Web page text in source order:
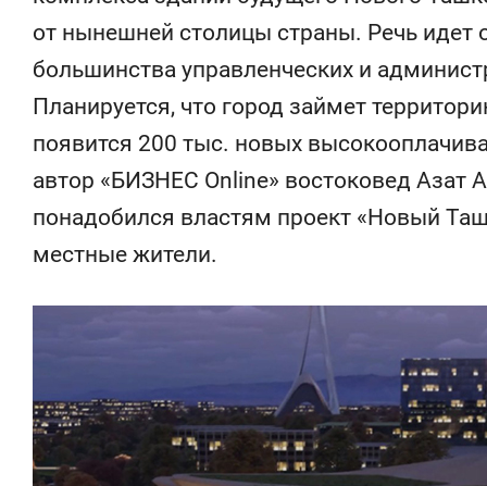
от нынешней столицы страны. Речь идет
большинства управленческих и
Планируется, что город займет
появится 200 тыс. новых
автор «БИЗНЕС Online» востоковед Азат
понадобился властям проект «Новый
местные жители.
150 камер до квартиры и Face
ID вместо ключа: какой будет
безопасность в ЖК «Нова»
природе,
с